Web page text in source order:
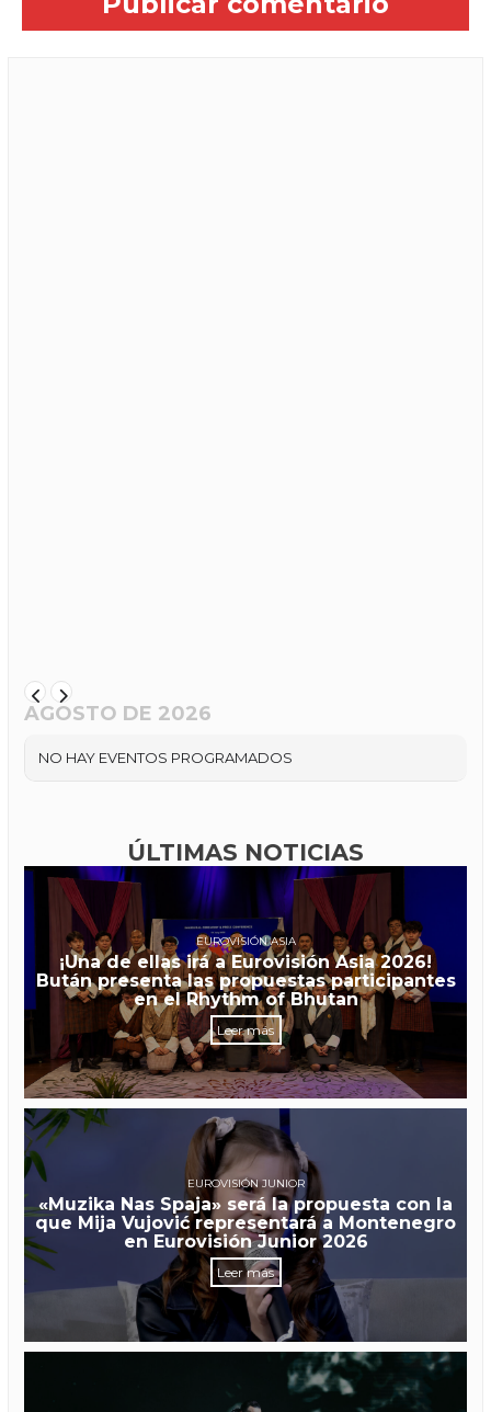
AGOSTO DE 2026
NO HAY EVENTOS PROGRAMADOS
ÚLTIMAS NOTICIAS
EUROVISIÓN ASIA
¡Una de ellas irá a Eurovisión Asia 2026!
Bután presenta las propuestas participantes
en el Rhythm of Bhutan
Leer más
EUROVISIÓN JUNIOR
«Muzika Nas Spaja» será la propuesta con la
que Mija Vujović representará a Montenegro
en Eurovisión Junior 2026
Leer más